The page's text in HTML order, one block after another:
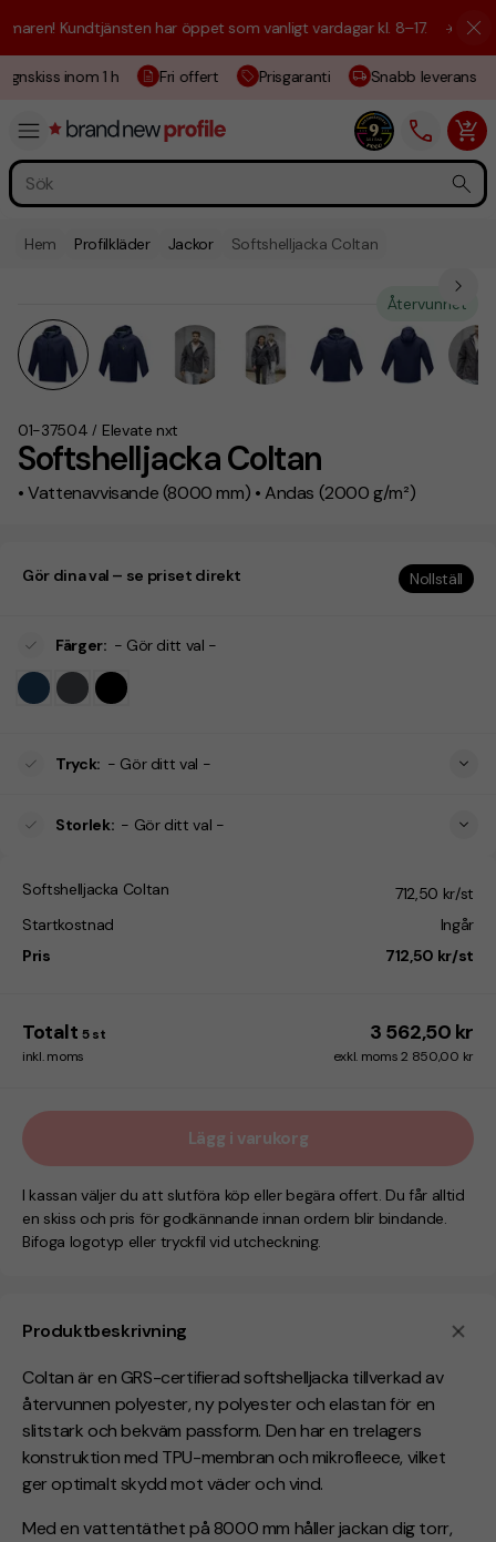
Kundtjänsten har öppet som vanligt vardagar kl. 8–17. ☀️ Vi är
inom 1 h Fri offert Prisgaranti Snabb leverans
Hem Profilkläder Jackor Softshelljacka Coltan
Softshelljacka Coltan
• Vattenavvisande (8000 mm) • Andas (2000 g/m²)
01-37504 / Elevate nxt
Återvunnet
Produktbeskrivning
Coltan är en GRS-certifierad softshelljacka tillverkad av
återvunnen polyester, ny polyester och elastan för en
slitstark och bekväm passform. Den har en trelagers
konstruktion med TPU-membran och mikrofleece, vilket
ger optimalt skydd mot väder och vind.
Med en vattentäthet på 8000 mm håller jackan dig torr,
Gör dina val – se priset direkt Nollställ
Färger: - Gör ditt val -
Tryck: - Gör ditt val -
Storlek: - Gör ditt val -
Softshelljacka Coltan
712,50 kr/st
Startkostnad
Ingår
Pris
712,50 kr/st
Totalt 5 st 3 562,50 kr
inkl. moms exkl. moms 2 850,00 kr
Lägg i varukorg
I kassan väljer du att slutföra köp eller begära offert. Du får alltid
en skiss och pris för godkännande innan ordern blir bindande.
Bifoga logotyp eller tryckfil vid utcheckning.